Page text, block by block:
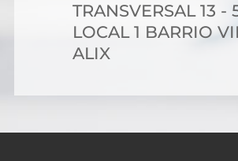
TRANSVERSAL 13 -
LOCAL 1 BARRIO
ALIX